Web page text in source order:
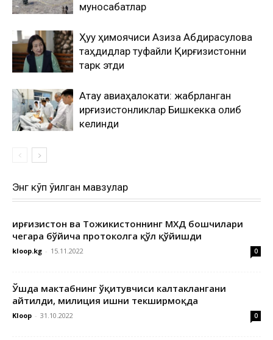
муносабатлар
Ҳуқуқ ҳимоячиси Азиза Абдирасулова
таҳдидлар туфайли Қирғизистонни
тарк этди
Ақтау авиаҳалокати: жабрланган
қирғизистонликлар Бишкекка олиб
келинди
Энг кўп ўқилган мавзулар
Қирғизистон ва Тожикистоннинг МХДҚ бошчилари
чегара бўйича протоколга қўл қўйишди
kloop.kg - 15.11.2022 0
Ўшда мактабнинг ўқитувчиси калтаклангани
айтилди, милиция ишни текширмоқда
Kloop - 31.10.2022 0